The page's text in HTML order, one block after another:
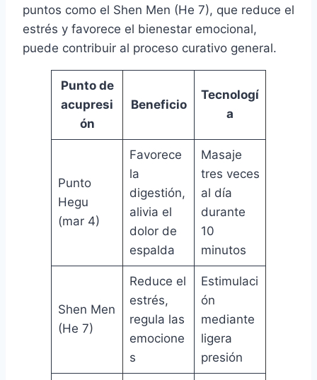
puntos como el Shen Men (He 7), que reduce el
estrés y favorece el bienestar emocional,
puede contribuir al proceso curativo general.
Punto de
acupresi
ón
Beneficio
Tecnologí
a
Punto
Hegu
(mar 4)
Favorece
la
digestión,
alivia el
dolor de
espalda
Masaje
tres veces
al día
durante
10
minutos
Shen Men
(He 7)
Reduce el
estrés,
regula las
emocione
s
Estimulaci
ón
mediante
ligera
presión